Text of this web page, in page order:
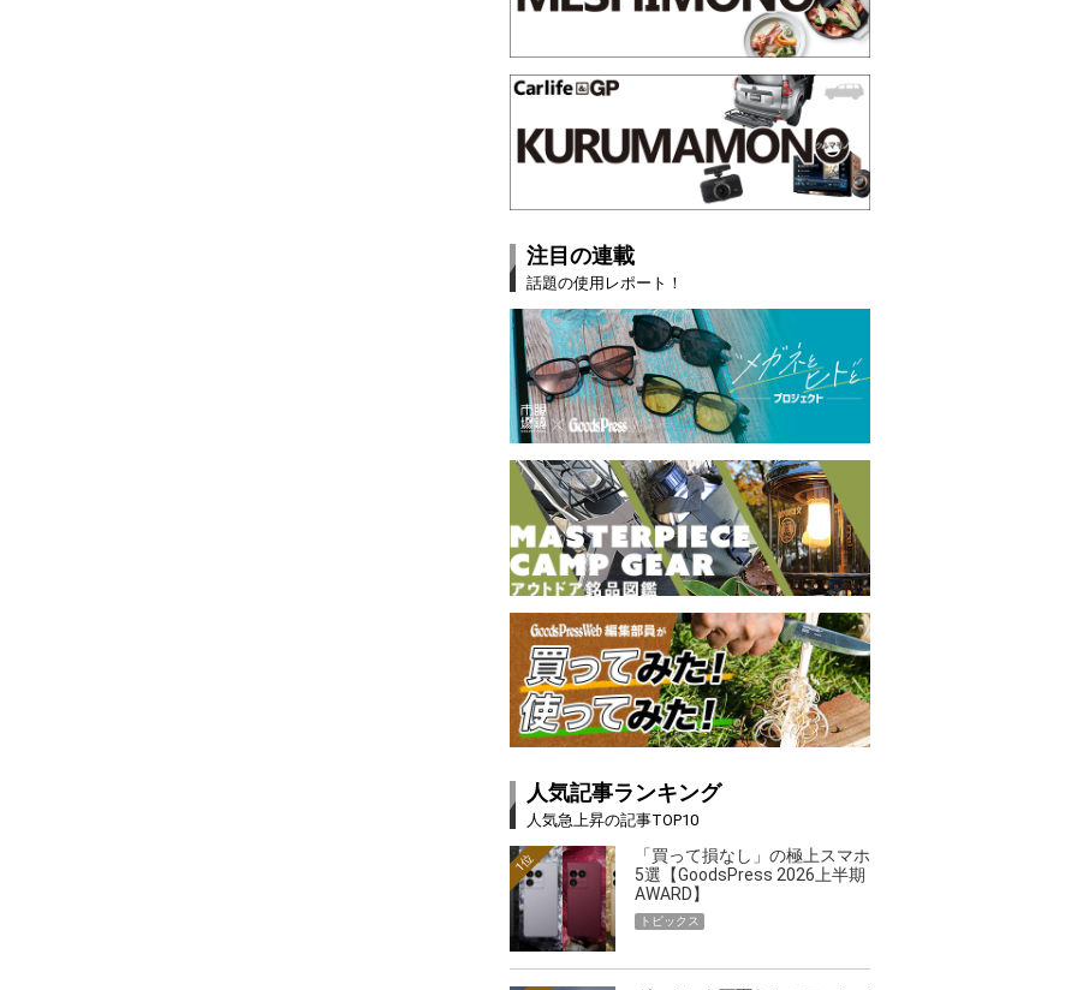
注目の連載
話題の使用レポート！
人気記事ランキング
人気急上昇の記事TOP10
「買って損なし」の極上スマホ
5選【GoodsPress 2026上半期
AWARD】
1位
トピックス